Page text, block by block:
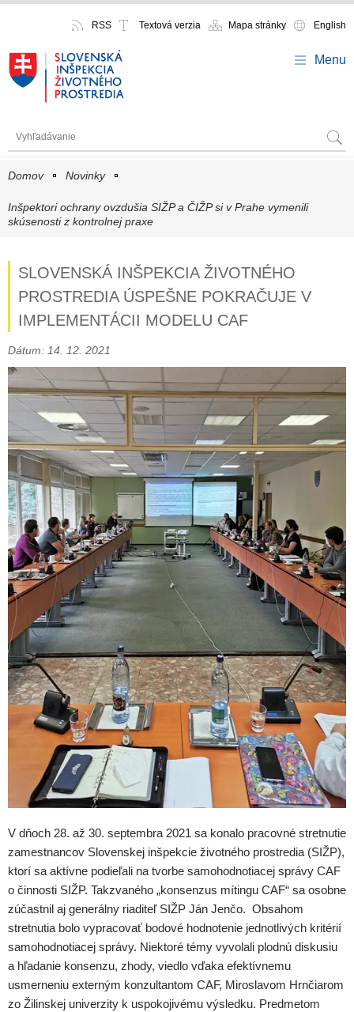
English
Mapa stránky
Textová verzia
RSS
Menu
Domov Novinky
Inšpektori ochrany ovzdušia SIŽP a ČIŽP si v Prahe vymenili
skúsenosti z kontrolnej praxe
SLOVENSKÁ INŠPEKCIA ŽIVOTNÉHO
PROSTREDIA ÚSPEŠNE POKRAČUJE V
IMPLEMENTÁCII MODELU CAF
Dátum: 14. 12. 2021
V dňoch 28. až 30. septembra 2021 sa konalo pracovné stretnutie
zamestnancov Slovenskej inšpekcie životného prostredia (SIŽP),
ktorí sa aktívne podieľali na tvorbe samohodnotiacej správy CAF
o činnosti SIŽP. Takzvaného „konsenzus mítingu CAF“ sa osobne
zúčastnil aj generálny riaditeľ SIŽP Ján Jenčo. Obsahom
stretnutia bolo vypracovať bodové hodnotenie jednotlivých kritérií
samohodnotiacej správy. Niektoré témy vyvolali plodnú diskusiu
a hľadanie konsenzu, zhody, viedlo vďaka efektívnemu
usmerneniu externým konzultantom CAF, Miroslavom Hrnčiarom
zo Žilinskej univerzity k uspokojivému výsledku. Predmetom